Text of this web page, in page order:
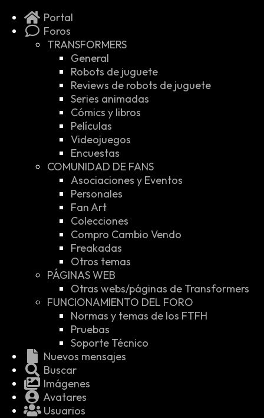
Portal
Foros
TRANSFORMERS
General
Robots de juguete
Reviews de robots de juguete
Series animadas
Cómics y libros
Películas
Videojuegos
Encuestas
COMUNIDAD DE FANS
Asociaciones y Eventos
Personales
Fan Art
Colecciones
Compro Cambio Vendo
Freakadas
Otros temas
PÁGINAS WEB
Otras webs/páginas de Transformers
FUNCIONAMIENTO DEL FORO
Normas y temas de los FTFH
Pruebas
Soporte Técnico
Nuevos mensajes
Buscar
Imágenes
Avatares
Usuarios